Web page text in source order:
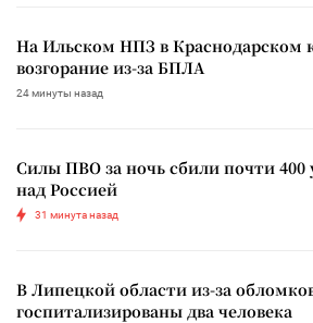
На Ильском НПЗ в Краснодарском
возгорание из-за БПЛА
24 минуты назад
Силы ПВО за ночь сбили почти 400
над Россией
31 минута назад
В Липецкой области из-за
госпитализированы два человека